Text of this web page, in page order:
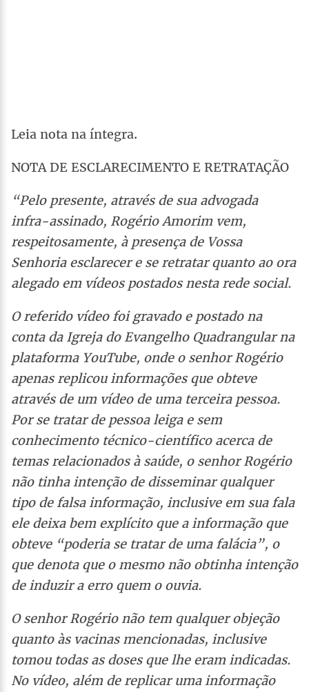
Leia nota na íntegra.
NOTA DE ESCLARECIMENTO E RETRATAÇÃO
“Pelo presente, através de sua advogada
infra-assinado, Rogério Amorim vem,
respeitosamente, à presença de Vossa
Senhoria esclarecer e se retratar quanto ao ora
alegado em vídeos postados nesta rede social.
O referido vídeo foi gravado e postado na
conta da Igreja do Evangelho Quadrangular na
plataforma YouTube, onde o senhor Rogério
apenas replicou informações que obteve
através de um vídeo de uma terceira pessoa.
Por se tratar de pessoa leiga e sem
conhecimento técnico-científico acerca de
temas relacionados à saúde, o senhor Rogério
não tinha intenção de disseminar qualquer
tipo de falsa informação, inclusive em sua fala
ele deixa bem explícito que a informação que
obteve “poderia se tratar de uma falácia”, o
que denota que o mesmo não obtinha intenção
de induzir a erro quem o ouvia.
O senhor Rogério não tem qualquer objeção
quanto às vacinas mencionadas, inclusive
tomou todas as doses que lhe eram indicadas.
No vídeo, além de replicar uma informação